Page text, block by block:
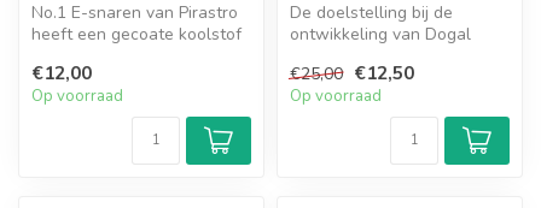
No.1 E-snaren van Pirastro
heeft een gecoate koolstof
€12,00
Op voorraad
De doelstelling bij de
ontwikkeling van Dogal
vioolsnaren was om e...
€25,00 €12,50
Op voorraad